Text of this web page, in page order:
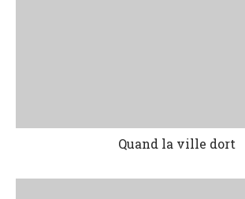
Quand la ville dort